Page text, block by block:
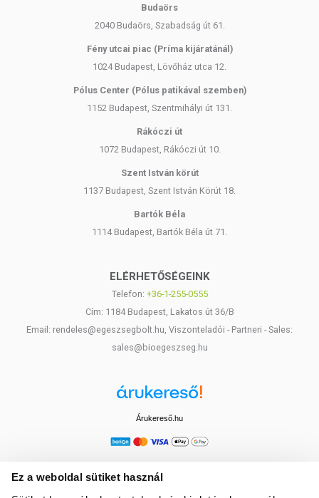
Ez a weboldal sütiket használ
Budaörs
2040 Budaörs, Szabadság út 61.
Fény utcai piac (Príma kijáratánál)
1024 Budapest, Lövőház utca 12.
Pólus Center (Pólus patikával szemben)
1152 Budapest, Szentmihályi út 131.
Rákóczi út
1072 Budapest, Rákóczi út 10.
Szent István körút
1137 Budapest, Szent István Körút 18.
Bartók Béla
1114 Budapest, Bartók Béla út 71.
ELÉRHETŐSÉGEINK
Telefon: +36-1-255-0555
Cím: 1184 Budapest, Lakatos út 36/B
Email: rendeles@egeszsegbolt.hu, Viszonteladói - Partneri - Sales:
sales@bioegeszseg.hu
Árukereső.hu